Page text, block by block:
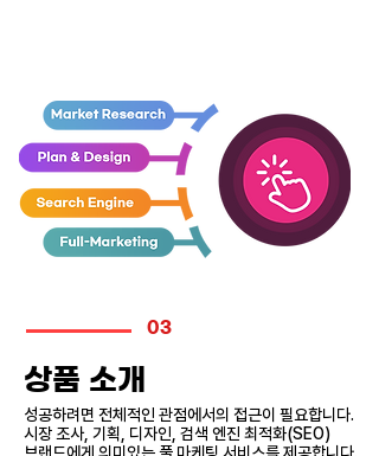
03
​상품 소개
성공하려면 전체적인 관점에서의 접근이 필요합니다.
시장 조사, 기획, 디자인, 검색 엔진 최적화(SEO)